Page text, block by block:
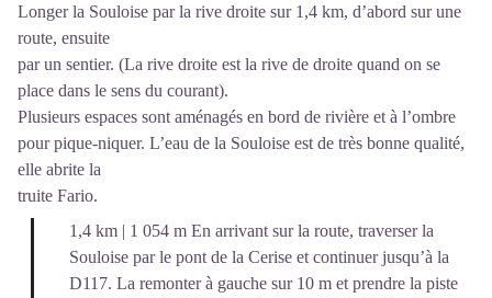
Longer la Souloise par la rive droite sur 1,4 km, d’abord sur une
route, ensuite
par un sentier. (La rive droite est la rive de droite quand on se
place dans le sens du courant).
Plusieurs espaces sont aménagés en bord de rivière et à l’ombre
pour pique-niquer. L’eau de la Souloise est de très bonne qualité,
elle abrite la
truite Fario.
1,4 km | 1 054 m En arrivant sur la route, traverser la
Souloise par le pont de la Cerise et continuer jusqu’à la
D117. La remonter à gauche sur 10 m et prendre la piste